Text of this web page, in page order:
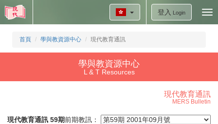
登入 Login
首頁 學與教資源中心 現代教育通訊
學與教資源中心
L & T Resources
現代教育通訊
MERS Bulletin
現代教育通訊 59期前期教訊：